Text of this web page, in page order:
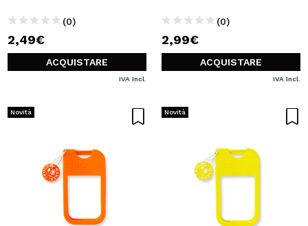
(0)
2,49€
ACQUISTARE
IVA Incl.
(0)
2,99€
ACQUISTARE
IVA Incl.
Novità Novità